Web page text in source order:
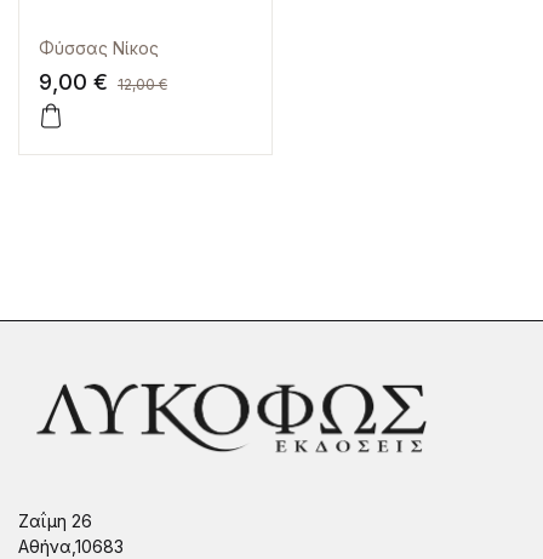
Φύσσας Νίκος
9,00 € 12,00€
Ζαΐμη 26
Αθήνα,10683